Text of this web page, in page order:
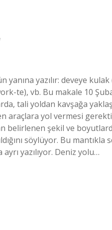
yanına yazılır: deveye
te), vb. Bu makale 10
tali yoldan kavşağa
araçlara yol vermesi
şekil ve
söylüyor. Bu
ayrı yazılıyor. Deniz yolu…